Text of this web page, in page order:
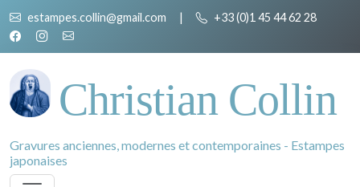
estampes.collin@gmail.com | +33 (0)1 45 44 62 28
Christian Collin
Gravures anciennes, modernes et contemporaines - Estampes
japonaises